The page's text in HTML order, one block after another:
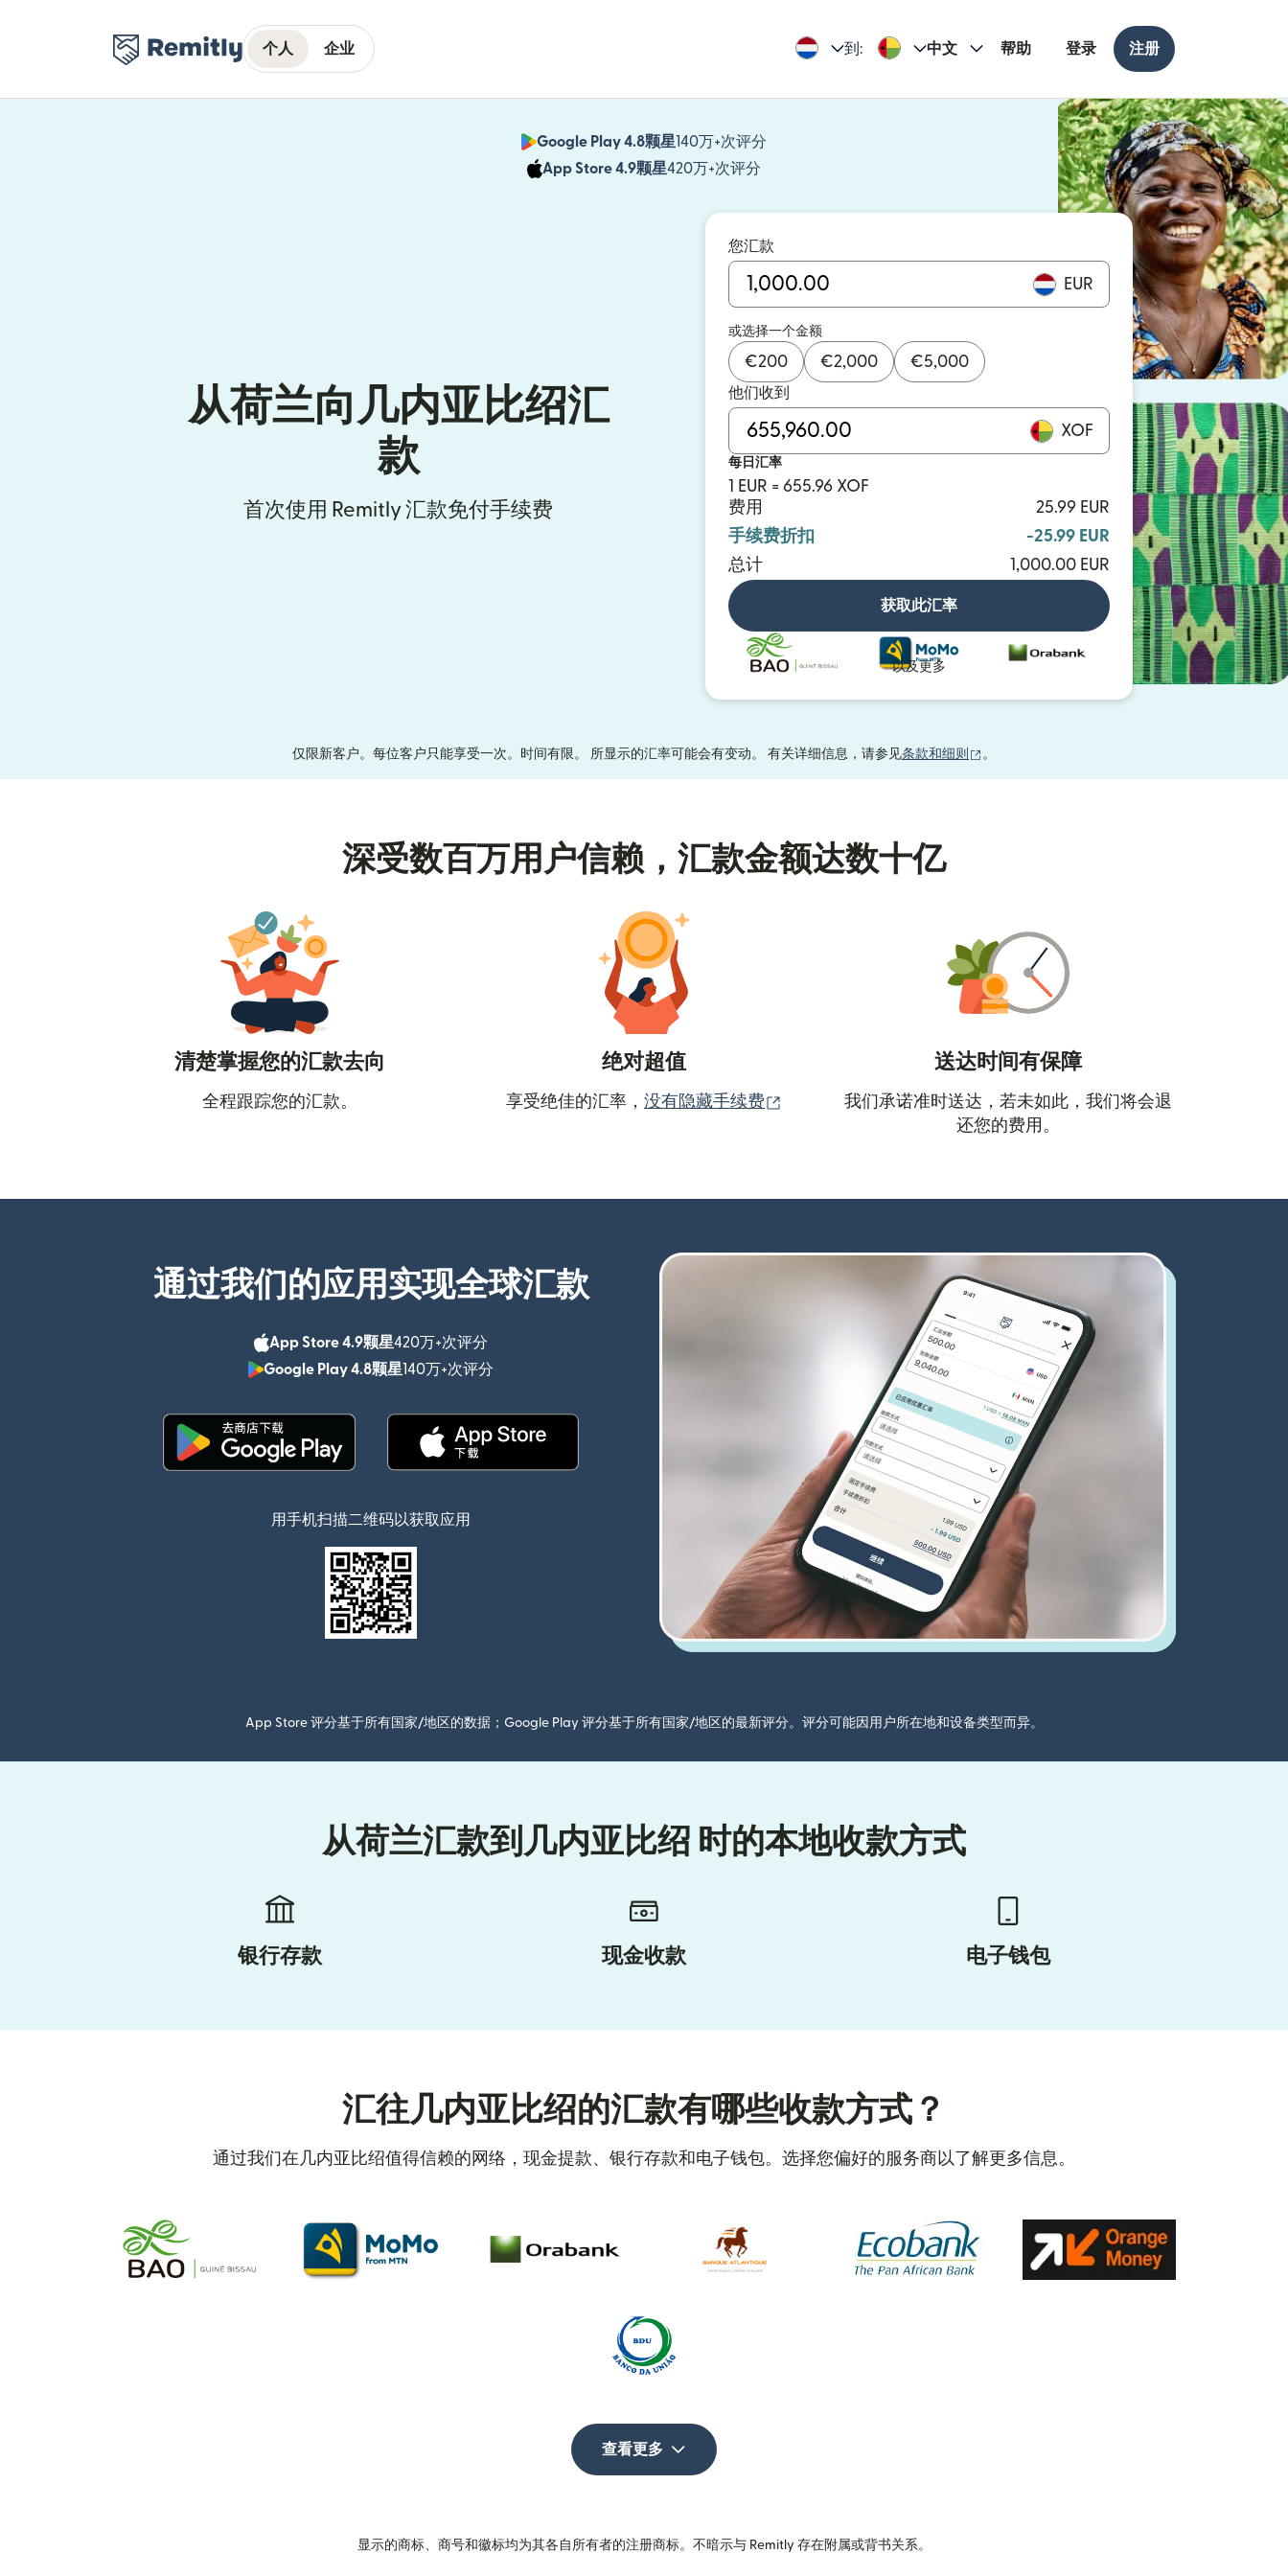
个人 企业 到: 中文 帮助 登录 注册
Google Play 4.8颗星140万+次评分
App Store 4.9颗星420万+次评分
从荷兰向几内亚比绍汇
款
首次使用 Remitly 汇款免付手续费
您汇款
EUR
或选择一个金额
€200 €2,000 €5,000
他们收到
XOF
每日汇率
1 EUR = 655.96 XOF
费用
25.99 EUR
手续费折扣
-25.99 EUR
总计
1,000.00 EUR
获取此汇率
以及更多
仅限新客户。每位客户只能享受一次。时间有限。 所显示的汇率可能会有变动。 有关详细信息，请参见条款和细则 （在新窗口中打开）
。
深受数百万用户信赖，汇款金额达数十亿
清楚掌握您的汇款去向
全程跟踪您的汇款。
绝对超值
享受绝佳的汇率， 没有隐藏手续费 （在新窗口中打开）
送达时间有保障
我们承诺准时送达，若未如此，我们将会退
还您的费用。
通过我们的应用实现全球汇款
App Store 4.9颗星420万+次评分
Google Play 4.8颗星140万+次评分
用手机扫描二维码以获取应用
App Store 评分基于所有国家/地区的数据；Google Play 评分基于所有国家/地区的最新评分。评分可能因用户所在地和设备类型而异。
从荷兰汇款到几内亚比绍 时的本地收款方式
银行存款 现金收款 电子钱包
汇往几内亚比绍的汇款有哪些收款方式？
通过我们在几内亚比绍值得信赖的网络，现金提款、银行存款和电子钱包。选择您偏好的服务商以了解更多信息。
查看更多
显示的商标、商号和徽标均为其各自所有者的注册商标。不暗示与 Remitly 存在附属或背书关系。